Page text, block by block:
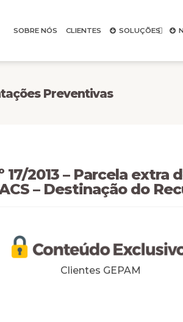
SOBRE NÓS CLIENTES SOLUÇÕES
Preventivas
17/2013 – Parcela extra
– Destinação do
Clientes GEPAM